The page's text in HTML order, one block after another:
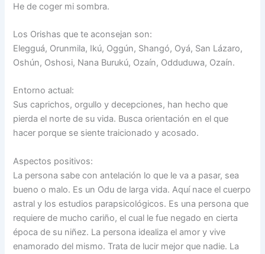
He de coger mi sombra.
Los Orishas que te aconsejan son:
Elegguá, Orunmila, Ikú, Oggún, Shangó, Oyá, San Lázaro,
Oshún, Oshosi, Nana Burukú, Ozaín, Odduduwa, Ozaín.
Entorno actual:
Sus caprichos, orgullo y decepciones, han hecho que
pierda el norte de su vida. Busca orientación en el que
hacer porque se siente traicionado y acosado.
Aspectos positivos:
La persona sabe con antelación lo que le va a pasar, sea
bueno o malo. Es un Odu de larga vida. Aquí nace el cuerpo
astral y los estudios parapsicológicos. Es una persona que
requiere de mucho cariño, el cual le fue negado en cierta
época de su niñez. La persona idealiza el amor y vive
enamorado del mismo. Trata de lucir mejor que nadie. La